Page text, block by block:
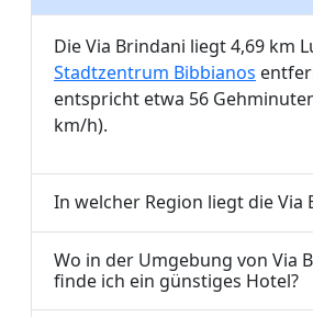
Die Via Brindani liegt 4,69 km
Stadtzentrum Bibbianos
entspricht etwa 56
km/h).
In welcher Region liegt die Via
Wo in der Umgebung von Via
finde ich ein günstiges Hotel?